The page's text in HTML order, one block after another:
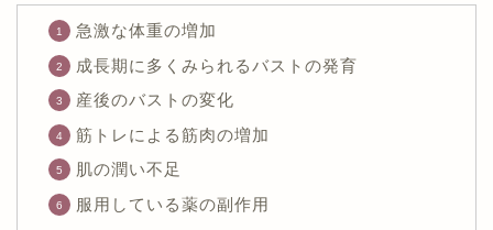
急激な体重の増加
成長期に多くみられるバストの発育
産後のバストの変化
筋トレによる筋肉の増加
肌の潤い不足
服用している薬の副作用